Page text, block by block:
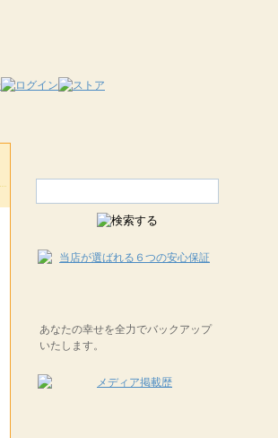
あなたの幸せを全力でバックアップ
いたします。